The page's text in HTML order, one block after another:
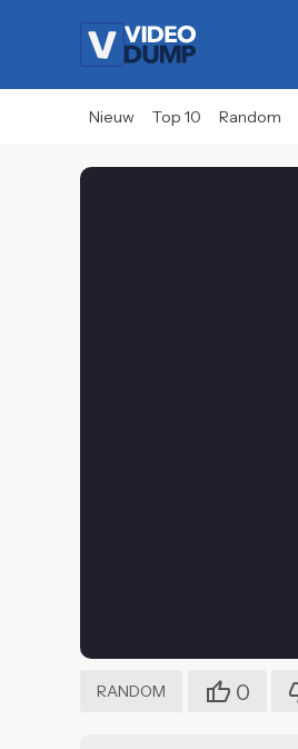
Nieuw Top 10 Random
RANDOM 0